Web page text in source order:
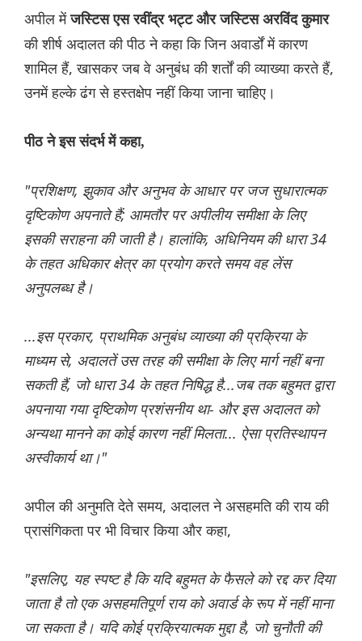
अपील मेंजस्टिस एस रवींद्र भट्ट और जस्टिस अरविंद कुमार
की शीर्ष अदालत की पीठ ने कहा कि जिन अवार्डों में कारण
शामिल हैं, खासकर जब वे अनुबंध की शर्तों की व्याख्या करते हैं,
उनमें हल्के ढंग से हस्तक्षेप नहीं किया जाना चाहिए।
पीठ ने इस संदर्भ में कहा,
"प्रशिक्षण, झुकाव और अनुभव के आधार पर जज सुधारात्मक
दृष्टिकोण अपनाते हैं; आमतौर पर अपीलीय समीक्षा के लिए
इसकी सराहना की जाती है। हालांकि, अधिनियम की धारा 34
के तहत अधिकार क्षेत्र का प्रयोग करते समय वह लेंस
अनुपलब्ध है।
...इस प्रकार, प्राथमिक अनुबंध व्याख्या की प्रक्रिया के
माध्यम से, अदालतें उस तरह की समीक्षा के लिए मार्ग नहीं बना
सकती हैं, जो धारा 34 के तहत निषिद्ध है...जब तक बहुमत द्वारा
अपनाया गया दृष्टिकोण प्रशंसनीय था- और इस अदालत को
अन्यथा मानने का कोई कारण नहीं मिलता... ऐसा प्रतिस्थापन
अस्वीकार्य था।"
अपील की अनुमति देते समय, अदालत ने असहमति की राय की
प्रासंगिकता पर भी विचार किया और कहा,
"इसलिए, यह स्पष्ट है कि यदि बहुमत के फैसले को रद्द कर दिया
जाता है तो एक असहमतिपूर्ण राय को अवार्ड के रूप में नहीं माना
जा सकता है। यदि कोई प्रक्रियात्मक मुद्दा है, जो चुनौती की